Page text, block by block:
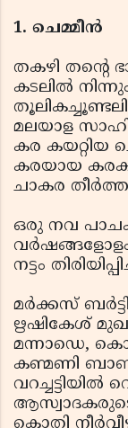
1. ചെമ്മീന്‍
തകഴി തന്റെ
കടലില്‍
മലയാള
കര കയറ്റിയ
കരയായ
ചാകര
ഒരു നവ
വര്‍ഷങ്ങളോളം
നട്ടം
മര്‍ക്കസ്
ഋഷികേശ്
മന്നാഡെ,
കണ്മണി
വറച്ചട്ടിയില്‍